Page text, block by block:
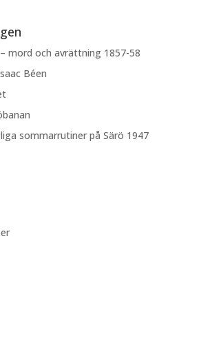
mord och avrättning 1857-58
Béen
sommarrutiner på Särö 1947